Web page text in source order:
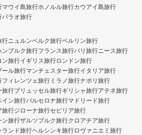
マウイ島旅行ホノルル旅行カウアイ島旅行
パラオ旅行
行ニュルンベルク旅行ベルリン旅行
ンブルク旅行フランス旅行パリ旅行ニース旅行
ン旅行イギリス旅行ロンドン旅行
ール旅行マンチェスター旅行イタリア旅行
フィレンツェ旅行 ミラノ旅行ナポリ旅行
旅行ブリュッセル旅行ギリシャ旅行アテネ旅行
イン旅行バルセロナ旅行マドリード旅行
旅行ジローナ旅行セビリア旅行
ン旅行ザルツブルク旅行クロアチア旅行
ランド旅行ヘルシンキ旅行ロヴァニエミ旅行